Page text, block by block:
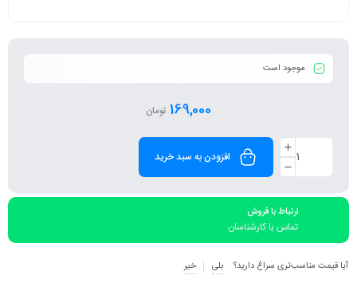
موجود است
169,000 تومان
افزودن به سبد خرید
ارتباط با فروش
تماس با کارشناسان
آیا قیمت مناسب‌تری سراغ دارید؟ بلی خیر